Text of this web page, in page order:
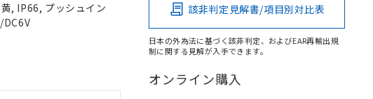
, IP66, プッシュイン
該非判定見解書/項目別対比表
日本の外為法に基づく該非判定、およびEAR再輸出規
制に関する見解が入手できます。
オンライン購入